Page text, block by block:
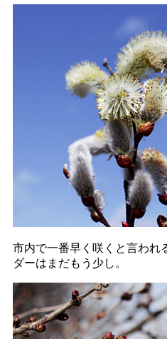
市内で一番早く咲くと言われ
ダーはまだもう少し。